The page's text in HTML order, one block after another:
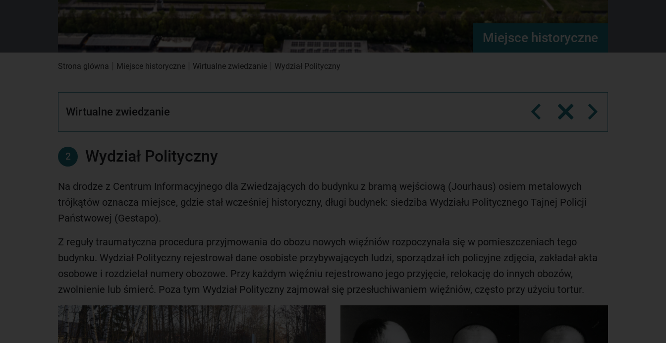
Miejsce historyczne
Strona glówna Miejsce historyczne Wirtualne zwiedzanie Wydział Polityczny
Wirtualne zwiedzanie
2 Wydział Polityczny
Na drodze z Centrum Informacyjnego dla Zwiedzających do budynku z bramą wejściową (Jourhaus) osiem metalowych
trójkątów oznacza miejsce, gdzie stał wcześniej historyczny, długi budynek: siedziba Wydziału Politycznego Tajnej Policji
Państwowej (Gestapo).
Z reguły traumatyczna procedura przyjmowania do obozu nowych więźniów rozpoczynała się w pomieszczeniach tego
budynku. Wydział Polityczny rejestrował dane osobiste przybywających ludzi, sporządzał ich policyjne zdjęcia, zakładał akta
osobowe i rozdzielał numery obozowe. Przy każdym więźniu rejestrowano jego przyjęcie, relokację do innych obozów,
zwolnienie lub śmierć. Poza tym Wydział Polityczny zajmował się przesłuchiwaniem więźniów, często przy użyciu tortur.